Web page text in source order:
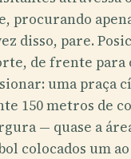
procurando
disso, pare.
de frente para
uma praça
150 metros de
— quase a
colocados um